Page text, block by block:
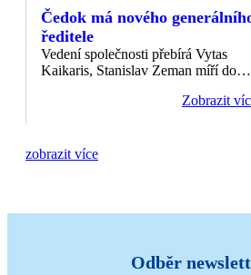
Čedok má nového
ředitele
Vedení společnosti přebírá Vytas
Kaikaris, Stanislav Zeman míří do
Zobrazit
zobrazit více
Odběr